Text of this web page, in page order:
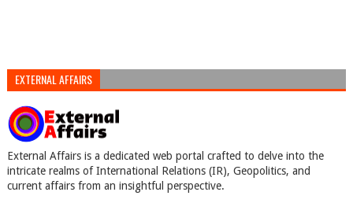
EXTERNAL AFFAIRS
External Affairs is a dedicated web portal crafted to delve into the
intricate realms of International Relations (IR), Geopolitics, and
current affairs from an insightful perspective.